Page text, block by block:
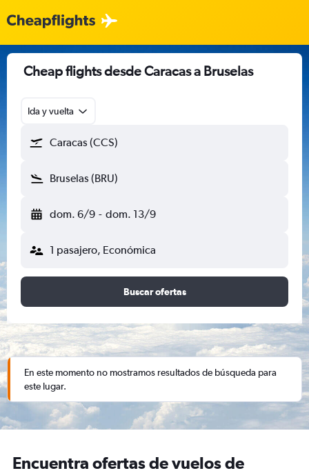
Cheap flights desde Caracas a Bruselas
Ida y vuelta
Caracas (CCS)
Bruselas (BRU)
dom. 6/9 - dom. 13/9
1 pasajero, Económica
Buscar ofertas
En este momento no mostramos resultados de búsqueda para
este lugar.
Encuentra ofertas de vuelos de